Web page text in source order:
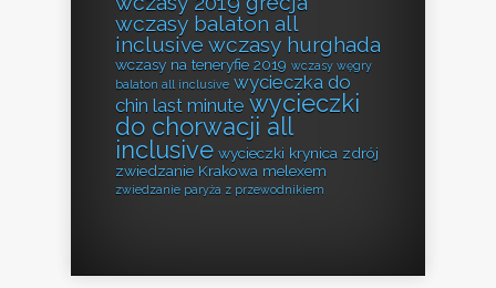
wczasy balaton all
inclusive wczasy hurghada
wczasy na teneryfie 2019 wczasy węgry
balaton all inclusive wycieczka do
chin last minute wycieczki
do chorwacji all
inclusive wycieczki krynica zdrój
zwiedzanie Krakowa melexem
zwiedzanie paryża z przewodnikiem